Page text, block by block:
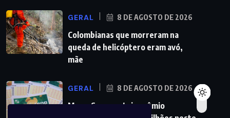
GERAL 8 DE AGOSTO DE 2026
Colombianas que morreram na
queda de helicóptero eram avó,
mãe
GERAL 8 DE AGOSTO DE 2026
Mega-Sena sorteia prêmio